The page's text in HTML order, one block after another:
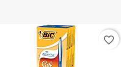
favorite_border